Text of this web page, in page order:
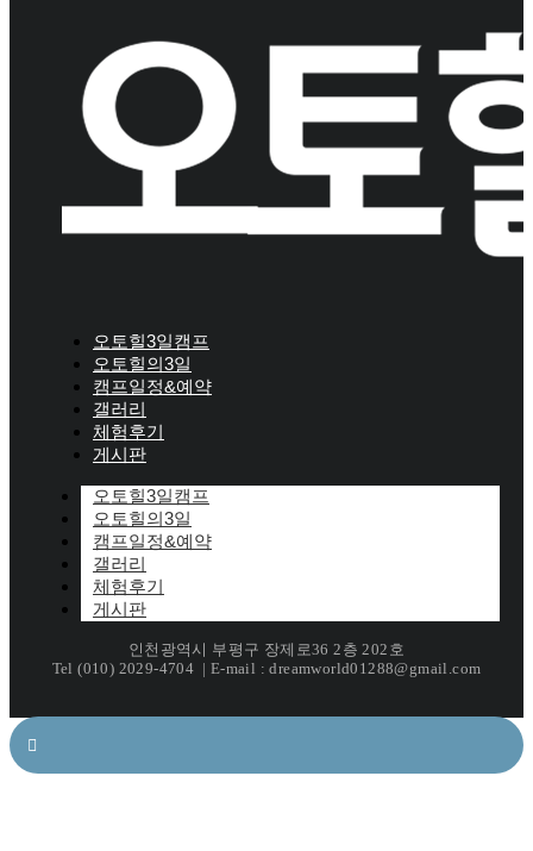
오토힐3일캠프
오토힐의3일
캠프일정&예약
갤러리
체험후기
게시판
오토힐3일캠프
오토힐의3일
캠프일정&예약
갤러리
체험후기
게시판
인천광역시 부평구 장제로36 2층 202호
Tel (010) 2029-4704 | E-mail : dreamworld01288@gmail.com